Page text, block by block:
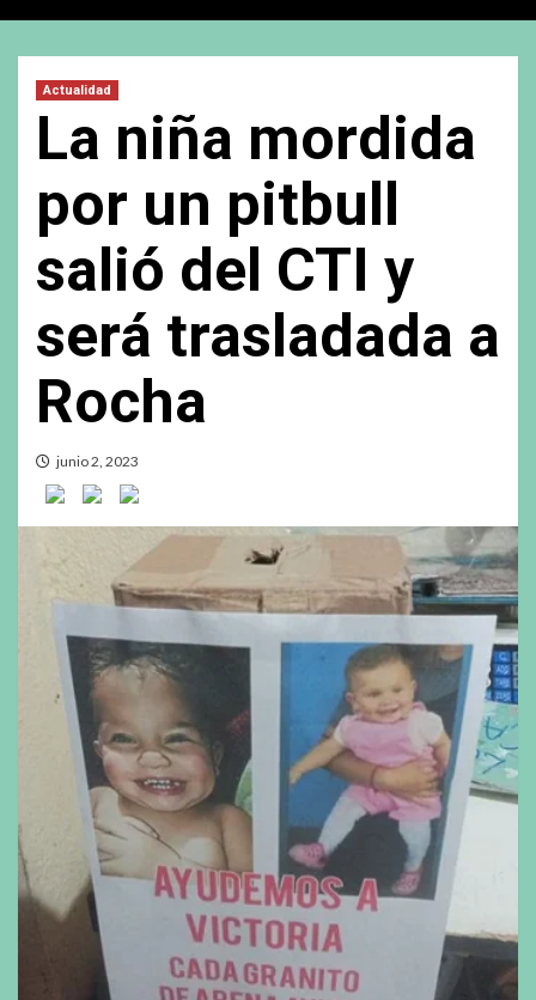
Actualidad
La niña mordida
por un pitbull
salió del CTI y
será trasladada a
Rocha
junio 2, 2023